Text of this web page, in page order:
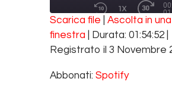
REWIND 10
1X
FAST
SUBSCRIBE
Spotify
RSS FEED
SHARE
Scarica file
Ascolta in
finestra
Durata: 01:54:52
Registrato il 3 Novembre
Abbonati: Spotify